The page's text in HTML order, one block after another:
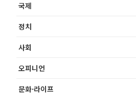
국제
정치
사회
오피니언
문화·라이프